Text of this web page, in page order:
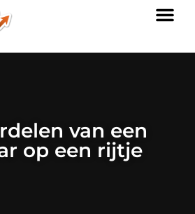
van een
op een rijtje